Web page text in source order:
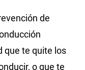
de
que te quite los
o que te